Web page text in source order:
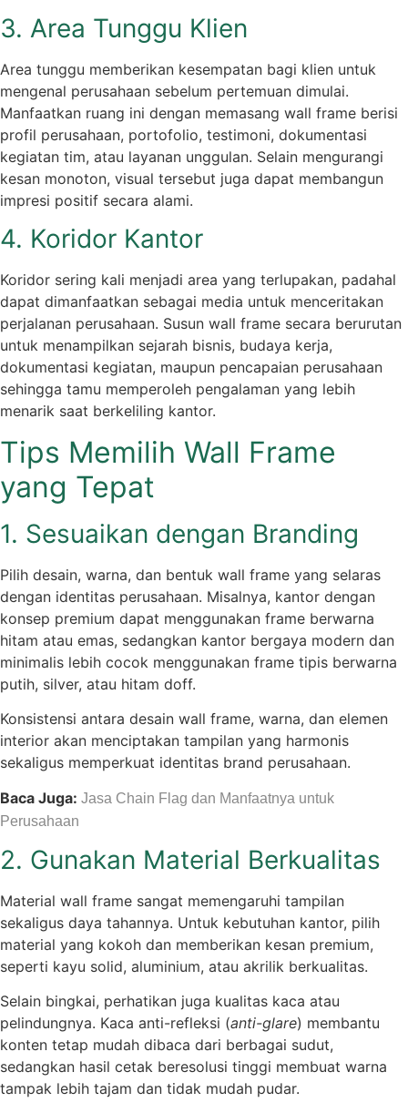
3. Area Tunggu Klien
Area tunggu memberikan kesempatan bagi klien untuk
mengenal perusahaan sebelum pertemuan dimulai.
Manfaatkan ruang ini dengan memasang wall frame berisi
profil perusahaan, portofolio, testimoni, dokumentasi
kegiatan tim, atau layanan unggulan. Selain mengurangi
kesan monoton, visual tersebut juga dapat membangun
impresi positif secara alami.
4. Koridor Kantor
Koridor sering kali menjadi area yang terlupakan, padahal
dapat dimanfaatkan sebagai media untuk menceritakan
perjalanan perusahaan. Susun wall frame secara berurutan
untuk menampilkan sejarah bisnis, budaya kerja,
dokumentasi kegiatan, maupun pencapaian perusahaan
sehingga tamu memperoleh pengalaman yang lebih
menarik saat berkeliling kantor.
Tips Memilih Wall Frame
yang Tepat
1. Sesuaikan dengan Branding
Pilih desain, warna, dan bentuk wall frame yang selaras
dengan identitas perusahaan. Misalnya, kantor dengan
konsep premium dapat menggunakan frame berwarna
hitam atau emas, sedangkan kantor bergaya modern dan
minimalis lebih cocok menggunakan frame tipis berwarna
putih, silver, atau hitam doff.
Konsistensi antara desain wall frame, warna, dan elemen
interior akan menciptakan tampilan yang harmonis
sekaligus memperkuat identitas brand perusahaan.
Baca Juga: Jasa Chain Flag dan Manfaatnya untuk
Perusahaan
2. Gunakan Material Berkualitas
Material wall frame sangat memengaruhi tampilan
sekaligus daya tahannya. Untuk kebutuhan kantor, pilih
material yang kokoh dan memberikan kesan premium,
seperti kayu solid, aluminium, atau akrilik berkualitas.
Selain bingkai, perhatikan juga kualitas kaca atau
pelindungnya. Kaca anti-refleksi (anti-glare) membantu
konten tetap mudah dibaca dari berbagai sudut,
sedangkan hasil cetak beresolusi tinggi membuat warna
tampak lebih tajam dan tidak mudah pudar.